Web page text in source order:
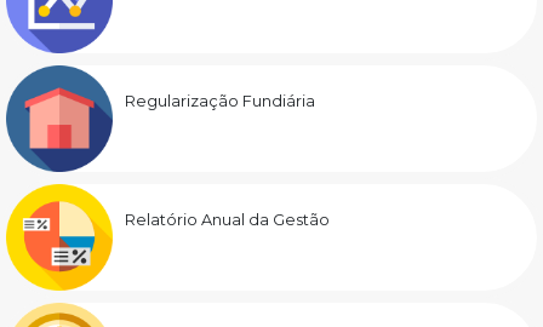
Regularização Fundiária
Relatório Anual da Gestão